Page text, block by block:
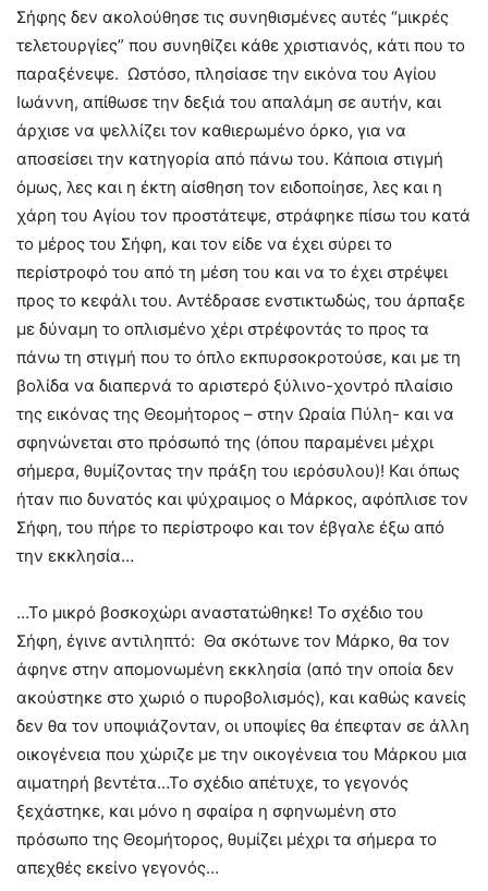
Σήφης δεν ακολούθησε τις συνηθισμένες αυτές “μικρές
τελετουργίες” που συνηθίζει κάθε χριστιανός, κάτι που το
παραξένεψε. Ωστόσο, πλησίασε την εικόνα του Αγίου
Ιωάννη, απίθωσε την δεξιά του απαλάμη σε αυτήν, και
άρχισε να ψελλίζει τον καθιερωμένο όρκο, για να
αποσείσει την κατηγορία από πάνω του. Κάποια στιγμή
όμως, λες και η έκτη αίσθηση τον ειδοποίησε, λες και η
χάρη του Αγίου τον προστάτεψε, στράφηκε πίσω του κατά
το μέρος του Σήφη, και τον είδε να έχει σύρει το
περίστροφό του από τη μέση του και να το έχει στρέψει
προς το κεφάλι του. Αντέδρασε ενστικτωδώς, του άρπαξε
με δύναμη το οπλισμένο χέρι στρέφοντάς το προς τα
πάνω τη στιγμή που το όπλο εκπυρσοκροτούσε, και με τη
βολίδα να διαπερνά το αριστερό ξύλινο-χοντρό πλαίσιο
της εικόνας της Θεομήτορος – στην Ωραία Πύλη- και να
σφηνώνεται στο πρόσωπό της (όπου παραμένει μέχρι
σήμερα, θυμίζοντας την πράξη του ιερόσυλου)! Και όπως
ήταν πιο δυνατός και ψύχραιμος ο Μάρκος, αφόπλισε τον
Σήφη, του πήρε το περίστροφο και τον έβγαλε έξω από
την εκκλησία…
…Το μικρό βοσκοχώρι αναστατώθηκε! Το σχέδιο του
Σήφη, έγινε αντιληπτό: Θα σκότωνε τον Μάρκο, θα τον
άφηνε στην απομονωμένη εκκλησία (από την οποία δεν
ακούστηκε στο χωριό ο πυροβολισμός), και καθώς κανείς
δεν θα τον υποψιάζονταν, οι υποψίες θα έπεφταν σε άλλη
οικογένεια που χώριζε με την οικογένεια του Μάρκου μια
αιματηρή βεντέτα…Το σχέδιο απέτυχε, το γεγονός
ξεχάστηκε, και μόνο η σφαίρα η σφηνωμένη στο
πρόσωπο της Θεομήτορος, θυμίζει μέχρι τα σήμερα το
απεχθές εκείνο γεγονός…